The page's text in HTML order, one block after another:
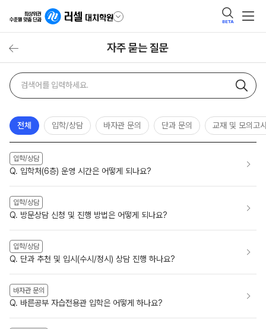
BETA
자주 묻는 질문
자주
묻는
검색
검색어
전체 입학/상담 바자관 문의 단과 문의 교재 및 모의고
입학/상담
Q. 입학처(6층) 운영 시간은 어떻게 되나요?
입학/상담
Q. 방문상담 신청 및 진행 방법은 어떻게 되나요?
입학/상담
Q. 단과 추천 및 입시(수시/정시) 상담 진행 하나요?
바자관 문의
Q. 바른공부 자습전용관 입학은 어떻게 하나요?